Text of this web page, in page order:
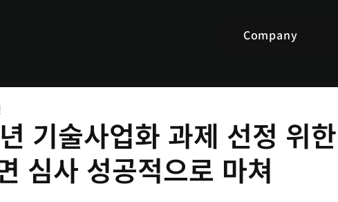
Company
기술사업화 과제 선정 위
심사 성공적으로 마쳐